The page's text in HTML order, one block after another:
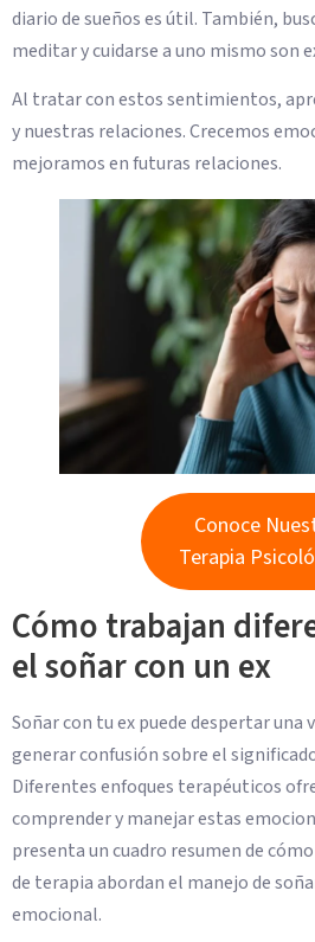
diario de sueños es útil. También,
meditar y cuidarse a uno mismo son
Al tratar con estos sentimientos,
y nuestras relaciones. Crecemos
mejoramos en futuras relaciones.
Conoce
Terapia
Cómo trabajan
el soñar con un ex
Soñar con tu ex puede despertar una
generar confusión sobre el
Diferentes enfoques terapéuticos
comprender y manejar estas
presenta un cuadro resumen de
de terapia abordan el manejo de
emocional.